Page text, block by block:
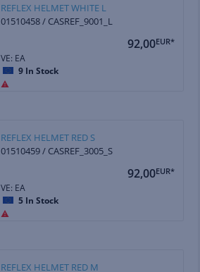
REFLEX HELMET WHITE L
01510458 / CASREF_9001_L
92,00EUR*
VE: EA
9 In Stock
REFLEX HELMET RED S
01510459 / CASREF_3005_S
92,00EUR*
VE: EA
5 In Stock
REFLEX HELMET RED M